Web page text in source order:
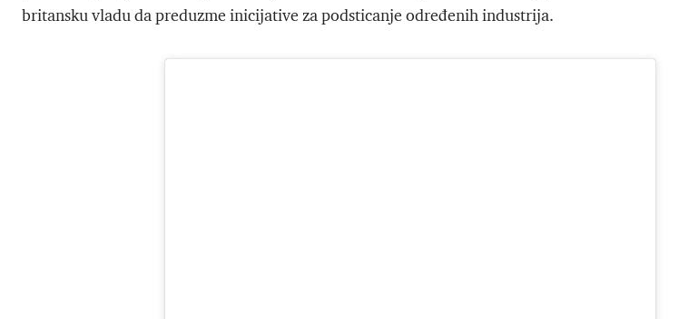
britansku vladu da preduzme inicijative za podsticanje određenih industrija.